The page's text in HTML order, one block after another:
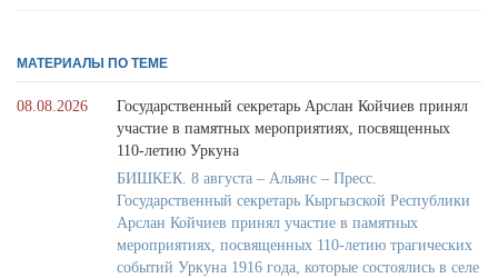
МАТЕРИАЛЫ ПО ТЕМЕ
08.08.2026
Государственный секретарь Арслан Койчиев принял
участие в памятных мероприятиях, посвященных
110-летию Уркуна
БИШКЕК. 8 августа – Альянс – Пресс.
Государственный секретарь Кыргызской Республики
Арслан Койчиев принял участие в памятных
мероприятиях, посвященных 110-летию трагических
событий Уркуна 1916 года, которые состоялись в селе